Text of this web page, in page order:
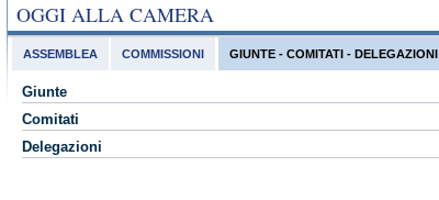
OGGI ALLA CAMERA
ASSEMBLEA COMMISSIONI GIUNTE - COMITATI - DELEGAZIONI
Giunte
Comitati
Delegazioni